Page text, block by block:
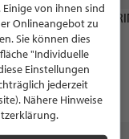
von ihnen sind
Onlineangebot zu
Sie können dies
"Individuelle
Einstellungen
jederzeit
Nähere Hinweise